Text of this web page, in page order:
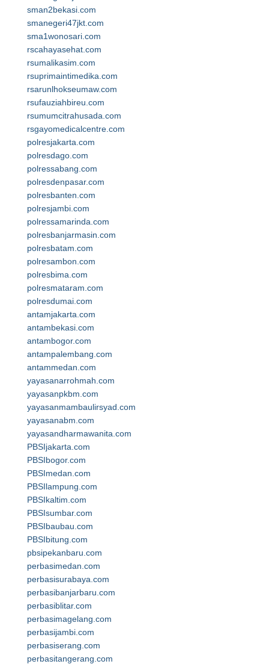
sman2bekasi.com
smanegeri47jkt.com
sma1wonosari.com
rscahayasehat.com
rsumalikasim.com
rsuprimaintimedika.com
rsarunlhokseumaw.com
rsufauziahbireu.com
rsumumcitrahusada.com
rsgayomedicalcentre.com
polresjakarta.com
polresdago.com
polressabang.com
polresdenpasar.com
polresbanten.com
polresjambi.com
polressamarinda.com
polresbanjarmasin.com
polresbatam.com
polresambon.com
polresbima.com
polresmataram.com
polresdumai.com
antamjakarta.com
antambekasi.com
antambogor.com
antampalembang.com
antammedan.com
yayasanarrohmah.com
yayasanpkbm.com
yayasanmambaulirsyad.com
yayasanabm.com
yayasandharmawanita.com
PBSIjakarta.com
PBSIbogor.com
PBSImedan.com
PBSIlampung.com
PBSIkaltim.com
PBSIsumbar.com
PBSIbaubau.com
PBSIbitung.com
pbsipekanbaru.com
perbasimedan.com
perbasisurabaya.com
perbasibanjarbaru.com
perbasiblitar.com
perbasimagelang.com
perbasijambi.com
perbasiserang.com
perbasitangerang.com